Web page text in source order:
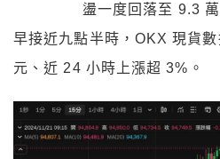
盪一度回落至 9.3
早接近九點半時，OKX 現貨
元、近 24 小時上漲超 3%。